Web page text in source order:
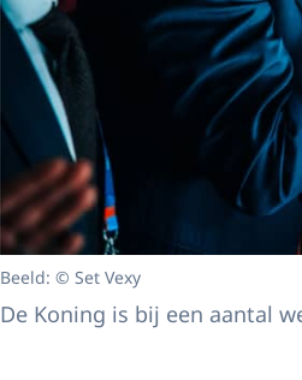
Beeld: © Set Vexy
De Koning is bij een aantal